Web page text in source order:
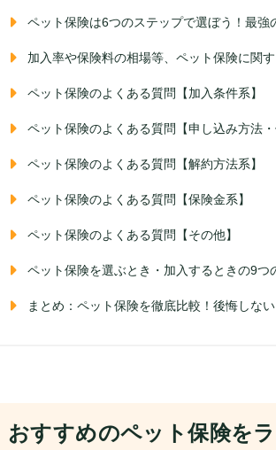
ペット保険は6つのステップで選ぼう！最強
加入率や保険料の相場等、ペット保険に関
ペット保険のよくある質問【加入条件系】
ペット保険のよくある質問【申し込み方法・
ペット保険のよくある質問【解約方法系】
ペット保険のよくある質問【保険金系】
ペット保険のよくある質問【その他】
ペット保険を選ぶとき・加入するときの9つ
まとめ：ペット保険を徹底比較！後悔しな
おすすめのペット保険を